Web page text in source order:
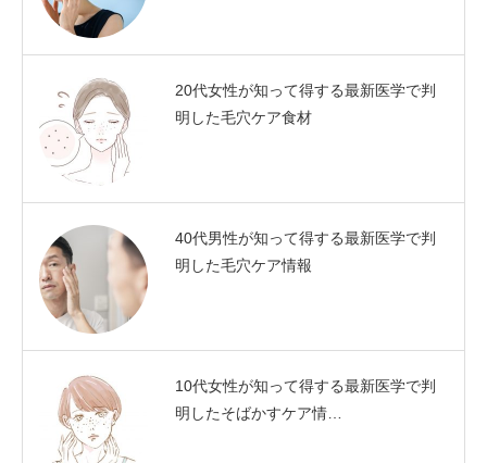
20代女性が知って得する最新医学で判
明した毛穴ケア食材
40代男性が知って得する最新医学で判
明した毛穴ケア情報
10代女性が知って得する最新医学で判
明したそばかすケア情…